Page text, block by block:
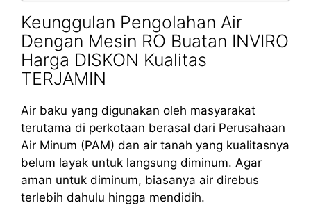
Keunggulan Pengolahan Air
Dengan Mesin RO Buatan INVIRO
Harga DISKON Kualitas
TERJAMIN
Air baku yang digunakan oleh masyarakat
terutama di perkotaan berasal dari Perusahaan
Air Minum (PAM) dan air tanah yang kualitasnya
belum layak untuk langsung diminum. Agar
aman untuk diminum, biasanya air direbus
terlebih dahulu hingga mendidih.